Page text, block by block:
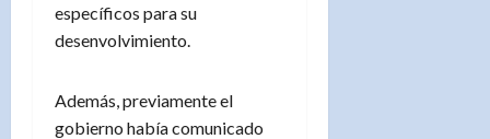
específicos para su
desenvolvimiento.
Además, previamente el
gobierno había comunicado